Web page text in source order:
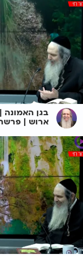
בגן האמונה
ארוש |